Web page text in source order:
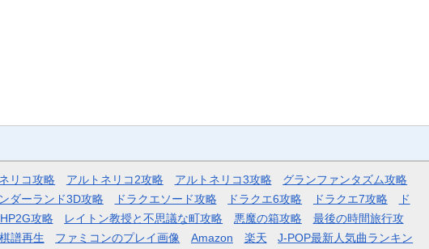
リコ攻略 アルトネリコ2攻略 アルトネリコ3攻略
グランファンタズム攻略
ダーランド3D攻略 ドラクエソード攻略 ドラクエ6攻略 ドラクエ7攻略
ド
攻略 レイトン教授と不思議な町攻略 悪魔の箱攻略
最後の時間旅行攻
譜再生 ファミコンのプレイ画像 Amazon 楽天 J-POP最新人気曲ランキン